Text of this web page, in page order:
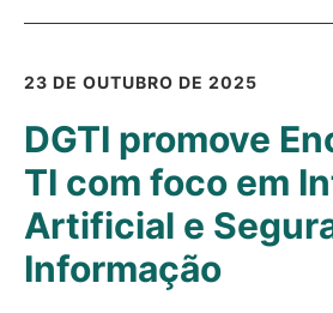
23 DE OUTUBRO DE 2025
DGTI promove
TI com foco em
Artificial e
Informação